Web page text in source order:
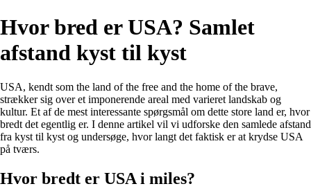
Hvor bred er USA? Samlet
afstand kyst til kyst
USA, kendt som the land of the free and the home of the brave,
strækker sig over et imponerende areal med varieret landskab og
kultur. Et af de mest interessante spørgsmål om dette store land er, hvor
bredt det egentlig er. I denne artikel vil vi udforske den samlede afstand
fra kyst til kyst og undersøge, hvor langt det faktisk er at krydse USA
på tværs.
Hvor bredt er USA i miles?